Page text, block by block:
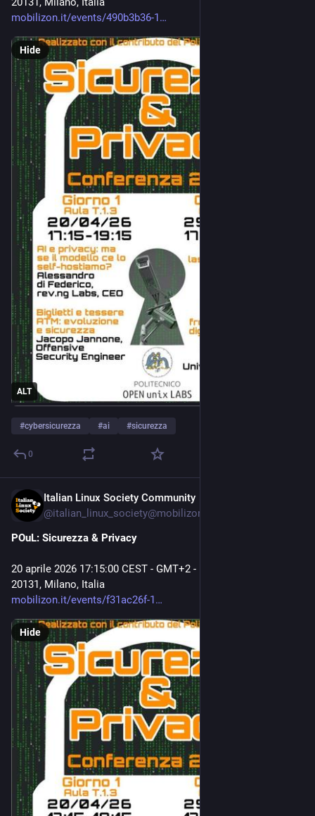
mobilizon.it/events/490b3b36-1
ALT
Hide
#cybersicurezza #ai #sicurezza
0
Italian Linux Society Community
@italian_linux_society@mobilizon.it
POuL: Sicurezza & Privacy
20 aprile 2026 17:15:00 CEST - GMT+2 - Edificio 13 – Trifoglio,
20131, Milano, Italia
mobilizon.it/events/f31ac26f-1
Hide